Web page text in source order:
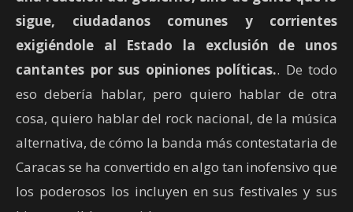
sigue, ciudadanos comunes y corrientes
exigiéndole al Estado la exclusión de unos
cantantes por sus opiniones políticas.. De todo
eso debería hablar, pero quiero hablar de otra
cosa, quiero hablar del rock nacional, de la música
alternativa, de cómo la banda más contestataria de
Caracas se ha convertido en algo tan inofensivo que
los poderosos los incluyen en sus festivales y sus